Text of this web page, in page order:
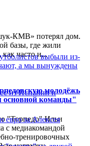
КМВ» потерял дом.
базы, где жили
часто и...
молодёжь
основной команды"
"Торпедо" Ильи
с медиакомандой
тренировочных
выбыли из-
а мы вынуждены
из Испании и
евро за Алексея